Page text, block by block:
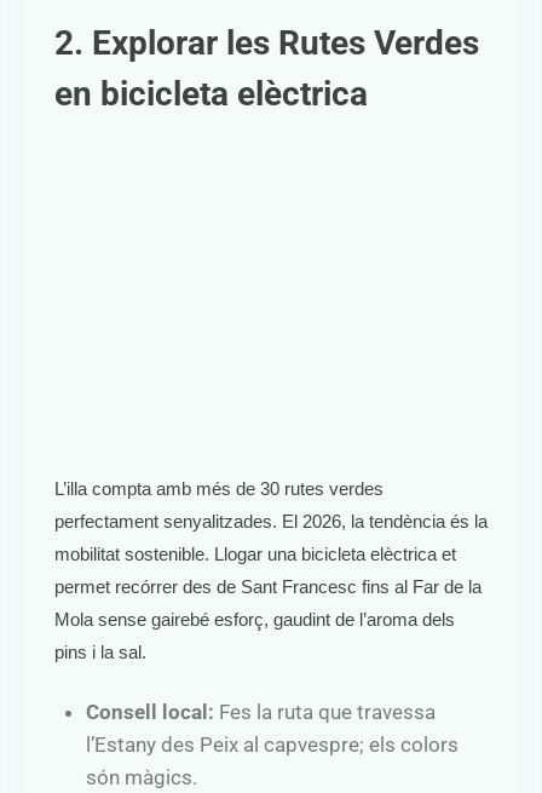
2. Explorar les Rutes Verdes
en bicicleta elèctrica
L’illa compta amb més de 30 rutes verdes
perfectament senyalitzades. El 2026, la tendència és la
mobilitat sostenible. Llogar una bicicleta elèctrica et
permet recórrer des de Sant Francesc fins al Far de la
Mola sense gairebé esforç, gaudint de l’aroma dels
pins i la sal.
Consell local: Fes la ruta que travessa
l’Estany des Peix al capvespre; els colors
són màgics.